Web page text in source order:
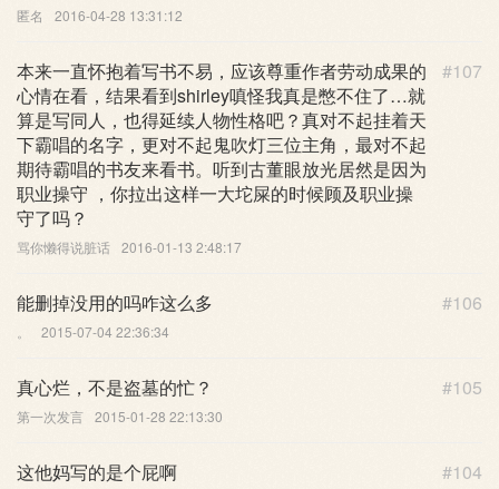
匿名 2016-04-28 13:31:12
#107
本来一直怀抱着写书不易，应该尊重作者劳动成果的
心情在看，结果看到shirley嗔怪我真是憋不住了…就
算是写同人，也得延续人物性格吧？真对不起挂着天
下霸唱的名字，更对不起鬼吹灯三位主角，最对不起
期待霸唱的书友来看书。听到古董眼放光居然是因为
职业操守 ，你拉出这样一大坨屎的时候顾及职业操
守了吗？
骂你懒得说脏话 2016-01-13 2:48:17
#106
能删掉没用的吗咋这么多
2015-07-04 22:36:34
#105
真心烂，不是盗墓的忙？
第一次发言 2015-01-28 22:13:30
#104
这他妈写的是个屁啊